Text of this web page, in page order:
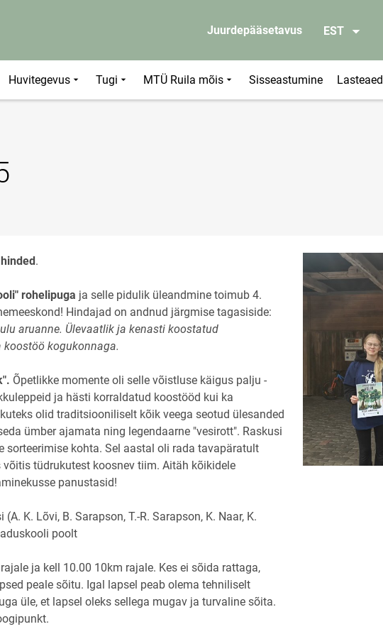
Juurdepääsetavus EST
Huvitegevus Tugi MTÜ Ruila mõis Sisseastumine Lasteaed
.
rohelipuga ja selle pidulik üleandmine toimub 4.
Hindajad on andnud järgmise tagasiside:
aruanne. Ülevaatlik ja kenasti koostatud
koostöö kogukonnaga.
Õpetlikke momente oli selle võistluse käigus palju -
ja hästi korraldatud koostööd kui ka
olid traditsiooniliselt kõik veega seotud ülesanded
ümber ajamata ning legendaarne "vesirott". Raskusi
kohta. Sel aastal oli rada tavapäratult
tüdrukutest koosnev tiim. Aitäh kõikidele
panustasid!
K. Lõvi, B. Sarapson, T.-R. Sarapson, K. Naar, K.
poolt
ja kell 10.00 10km rajale. Kes ei sõida rattaga,
peale sõitu. Igal lapsel peab olema tehniliselt
üle, et lapsel oleks sellega mugav ja turvaline sõita.